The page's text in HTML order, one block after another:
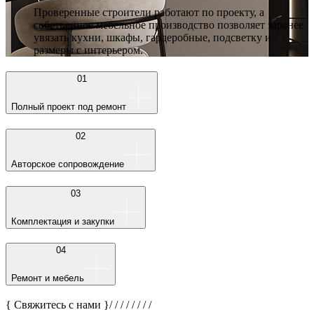
Проверенные строители работают по проекту, а
собственное мебельное производство позволяет заранее
увязать кухни, шкафы, гардеробные, подсветку и
размеры с интерьером.
01
Полный проект под ремонт
02
Авторское сопровождение
03
Комплектация и закупки
04
Ремонт и мебель
{ Свяжитесь с нами }////////